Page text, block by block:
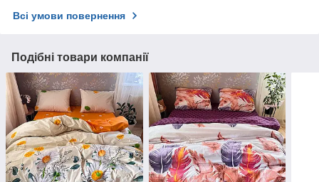
Всі умови повернення
Подібні товари компанії